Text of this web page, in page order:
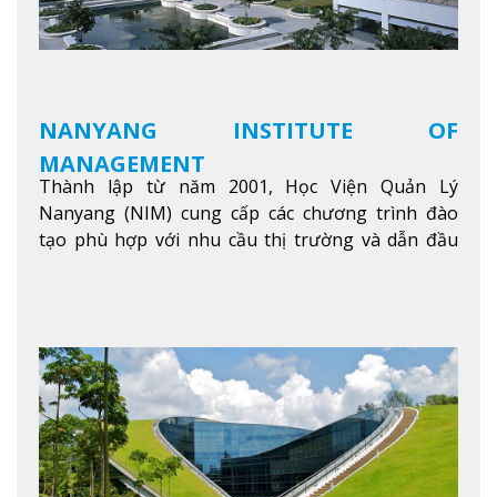
NANYANG INSTITUTE OF
MANAGEMENT
Thành lập từ năm 2001, Học Viện Quản Lý
Nanyang (NIM) cung cấp các chương trình đào
tạo phù hợp với nhu cầu thị trường và dẫn đầu
học tập và nghiên cứu chất lượng nhằm nâng cao
kỹ năng, kiến thức và năng lực của sinh viên và các
đối tác của trườngXem thêm